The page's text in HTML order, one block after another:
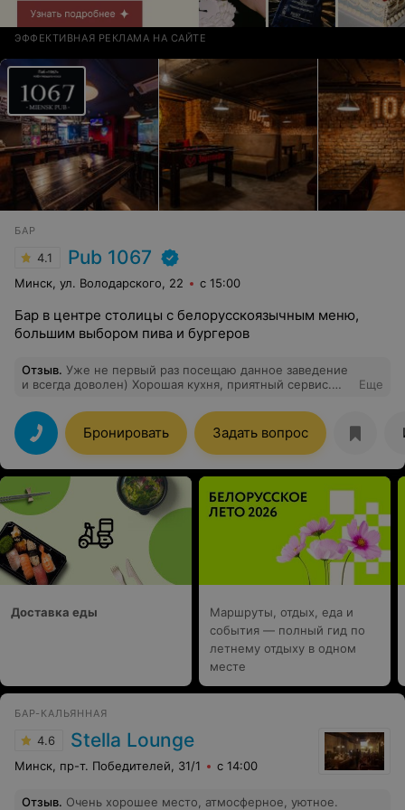
ЭФФЕКТИВНАЯ РЕКЛАМА НА САЙТЕ
БАР
4.1 Pub 1067
Минск, ул. Володарского, 22 с 15:00
Бар в центре столицы с белорусскоязычным меню,
большим выбором пива и бургеров
Отзыв. Уже не первый раз посещаю данное заведение
и всегда доволен) Хорошая кухня, приятный сервис.
обязательно рекомендовать близким))
Еще
Бронировать Задать вопрос
Доставка еды
Маршруты, отдых, еда и
события — полный гид по
летнему отдыху в одном
месте
БАР-КАЛЬЯННАЯ
4.6 Stella Lounge
Минск, пр-т. Победителей, 31/1 с 14:00
Отзыв. Очень хорошее место, атмосферное, уютное.